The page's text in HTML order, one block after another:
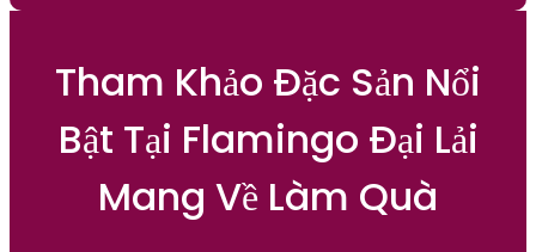
Tham Khảo Đặc Sản Nổi
Bật Tại Flamingo Đại Lải
Mang Về Làm Quà